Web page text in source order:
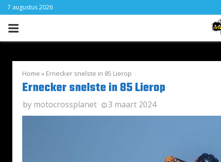
7 augustus 2026
PRIMARY
Home » Ernecker snelste in 85 Lierop
Ernecker snelste in 85 Lierop
by motocrossplanet 3 maart 2024